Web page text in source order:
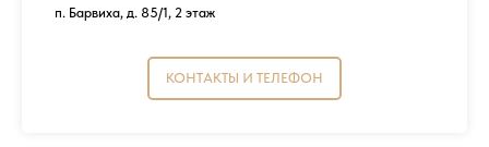
п. Барвиха, д. 85/1, 2 этаж
КОНТАКТЫ И ТЕЛЕФОН